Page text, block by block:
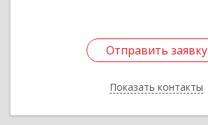
Отправить заявку
Показать контакты
Отправить заявку
Назад